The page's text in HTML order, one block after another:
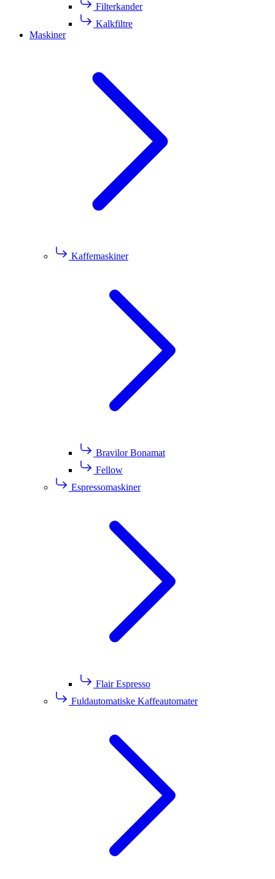
Filterkander
Kalkfiltre
Maskiner
Kaffemaskiner
Bravilor Bonamat
Fellow
Espressomaskiner
Flair Espresso
Fuldautomatiske Kaffeautomater